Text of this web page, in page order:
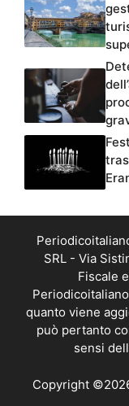
SRL - Via
Fiscale
quanto viene
può pertanto
sensi
Copyright